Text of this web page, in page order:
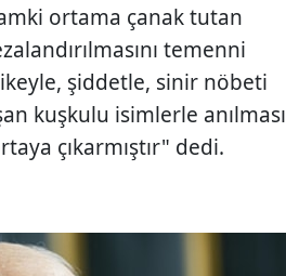
ortama çanak tutan
temenni
şiddetle, sinir nöbeti
kuşkulu isimlerle anılması
çıkarmıştır" dedi.